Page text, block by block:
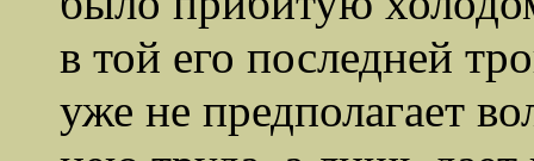
в той его последней
уже не предполагает